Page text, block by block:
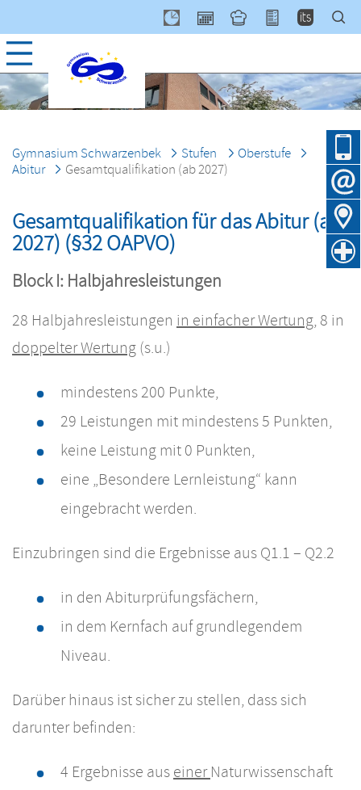
Gymnasium Schwarzenbek Stufen
Oberstufe
Abitur
Gesamtqualifikation (ab 2027)
Gesamtqualifikation für das Abitur (ab
2027) (§32 OAPVO)
Block I: Halbjahresleistungen
28 Halbjahresleistungen in einfacher Wertung, 8 in
doppelter Wertung(s.u.)
mindestens 200 Punkte,
29 Leistungen mit mindestens 5 Punkten,
keine Leistung mit 0 Punkten,
eine „Besondere Lernleistung“ kann
eingebracht werden.
Einzubringen sind die Ergebnisse aus Q1.1 – Q2.2
in den Abiturprüfungsfächern,
in dem Kernfach auf grundlegendem
Niveau.
Darüber hinaus ist sicher zu stellen, dass sich
darunter befinden:
4 Ergebnisse auseinerNaturwissenschaft